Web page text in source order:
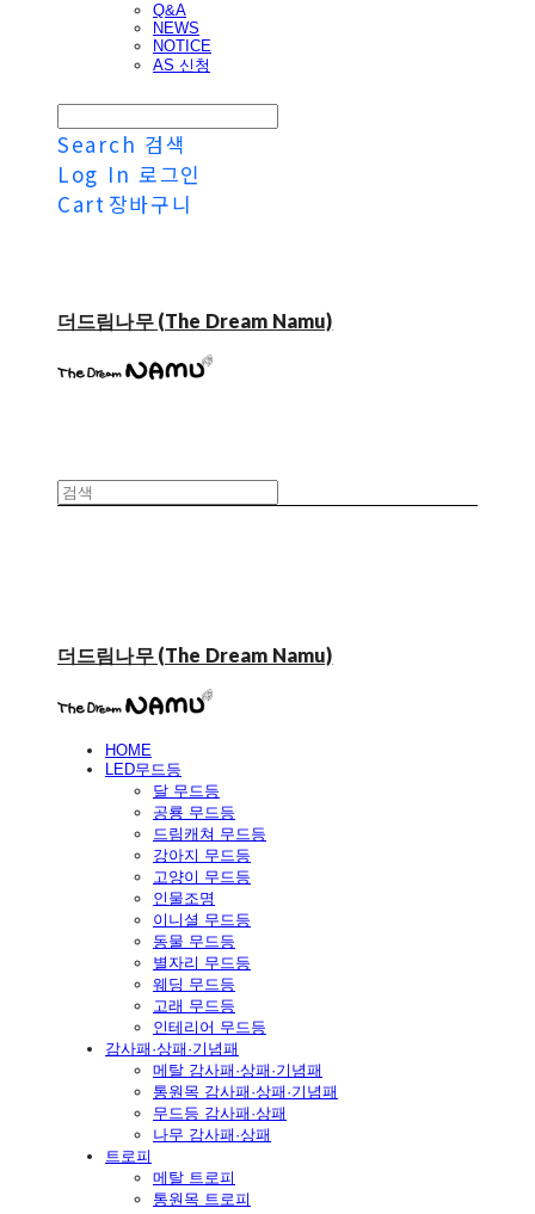
Q&A
NEWS
NOTICE
AS 신청
Search 검색
Log In 로그인
Cart 장바구니
더드림나무 (The Dream Namu)
더드림나무 (The Dream Namu)
HOME
LED무드등
달 무드등
공룡 무드등
드림캐쳐 무드등
강아지 무드등
고양이 무드등
인물조명
이니셜 무드등
동물 무드등
별자리 무드등
웨딩 무드등
고래 무드등
인테리어 무드등
감사패·상패·기념패
메탈 감사패·상패·기념패
통원목 감사패·상패·기념패
무드등 감사패·상패
나무 감사패·상패
트로피
메탈 트로피
통원목 트로피